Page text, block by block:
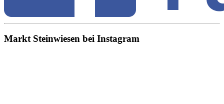
Markt Steinwiesen bei Instagram